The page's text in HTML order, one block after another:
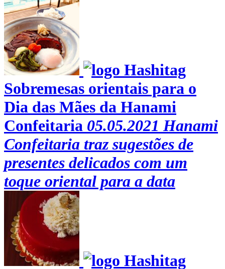
Sobremesas orientais para o
Dia das Mães da Hanami
Confeitaria 05.05.2021 Hanami
Confeitaria traz sugestões de
presentes delicados com um
toque oriental para a data